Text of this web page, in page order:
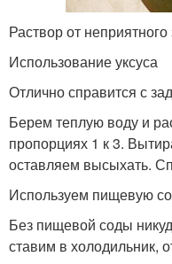
Раствор от неприятного
Использование уксуса
Отлично справится с
Берем теплую воду и
пропорциях 1 к 3.
оставляем высыхать.
Используем пищевую
Без пищевой соды
ставим в холодильник,